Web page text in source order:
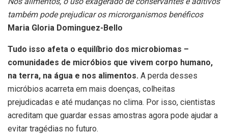
também pode prejudicar os microrganismos benéficos
Maria Gloria Dominguez-Bello
Tudo isso afeta o equilíbrio dos microbiomas –
comunidades de micróbios que vivem corpo humano,
na terra, na água e nos alimentos. A perda desses
micróbios acarreta em mais doenças, colheitas
prejudicadas e até mudanças no clima. Por isso, cientistas
acreditam que guardar essas amostras agora pode ajudar a
evitar tragédias no futuro.